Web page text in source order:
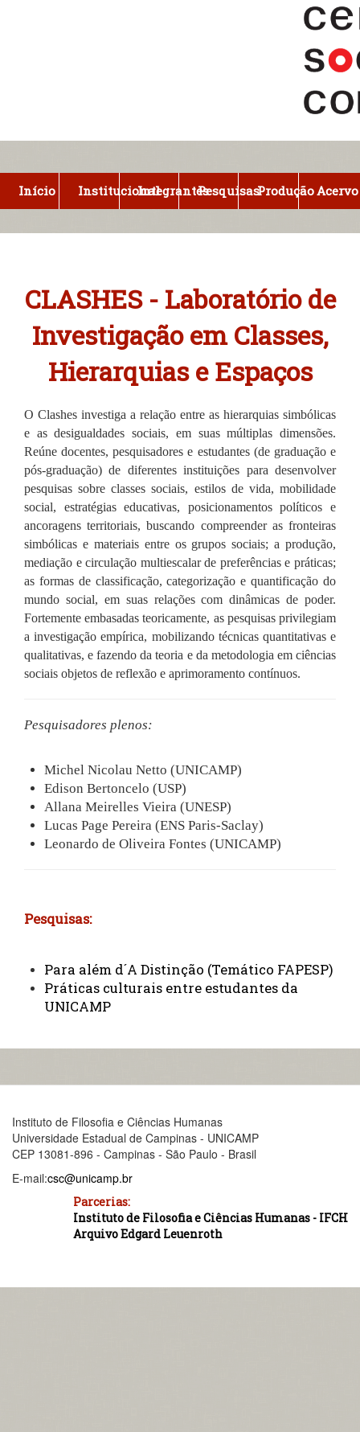
Início InstitucionalIntegrantesPesquisasProduçãoAcervo
CLASHES - Laboratório de
Investigação em Classes,
Hierarquias e Espaços
O Clashes investiga a relação entre as hierarquias simbólicas
e as desigualdades sociais, em suas múltiplas dimensões.
Reúne docentes, pesquisadores e estudantes (de graduação e
pós-graduação) de diferentes instituições para desenvolver
pesquisas sobre classes sociais, estilos de vida, mobilidade
social, estratégias educativas, posicionamentos políticos e
ancoragens territoriais, buscando compreender as fronteiras
simbólicas e materiais entre os grupos sociais; a produção,
mediação e circulação multiescalar de preferências e práticas;
as formas de classificação, categorização e quantificação do
mundo social, em suas relações com dinâmicas de poder.
Fortemente embasadas teoricamente, as pesquisas privilegiam
a investigação empírica, mobilizando técnicas quantitativas e
qualitativas, e fazendo da teoria e da metodologia em ciências
sociais objetos de reflexão e aprimoramento contínuos.
Pesquisadores plenos:
Michel Nicolau Netto (UNICAMP)
Edison Bertoncelo (USP)
Allana Meirelles Vieira (UNESP)
Lucas Page Pereira (ENS Paris-Saclay)
Leonardo de Oliveira Fontes (UNICAMP)
Pesquisas:
Para além d´A Distinção (Temático FAPESP)
Práticas culturais entre estudantes da
UNICAMP
Instituto de Filosofia e Ciências Humanas
Universidade Estadual de Campinas - UNICAMP
CEP 13081-896 - Campinas - São Paulo - Brasil
E-mail:csc@unicamp.br
Parcerias:
Instituto de Filosofia e Ciências Humanas - IFCH
Arquivo Edgard Leuenroth